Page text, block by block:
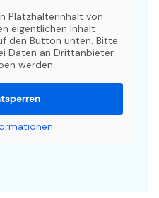
Platzhalterinhalt von
eigentlichen Inhalt
den Button unten. Bitte
Daten an Drittanbieter
werden.